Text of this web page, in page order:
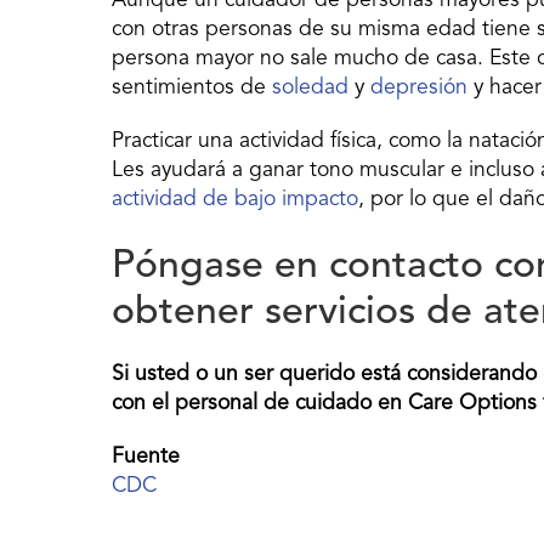
con otras personas de su misma edad tiene
persona mayor no sale mucho de casa.
sentimientos de soledad y depresión y
Practicar una actividad física, como la
Les ayudará a ganar tono muscular e
actividad de bajo impacto, por lo que el
Póngase en contacto
obtener servicios de
Si usted o un ser querido está
con el personal de cuidado en Care
Fuente
CDC